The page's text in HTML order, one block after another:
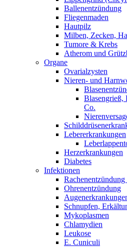
Ballenentzündung
Fliegenmaden
Hautpilz
Milben, Zecken,
Tumore & Krebs
Atherom und
Organe
Ovarialzysten
Nieren- und
Blasengrieß,
Co.
Lebererkrankungen
Herzerkrankungen
Diabetes
Infektionen
Ohrenentzündung
Schnupfen,
Mykoplasmen
Chlamydien
Leukose
E. Cuniculi